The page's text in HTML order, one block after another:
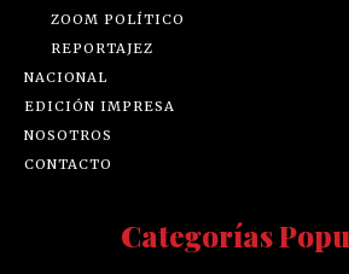
ZOOM POLÍTICO
REPORTAJEZ
NACIONAL
EDICIÓN IMPRESA
NOSOTROS
CONTACTO
Categorías